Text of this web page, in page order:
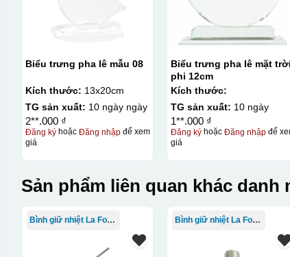
Biểu trưng pha lê mẫu 08
Kích thước: 13x20cm
TG sản xuất: 10 ngày ngày
2**.000 ₫
Đăng kýhoặc Đăng nhậpđể xem
giá
Biểu trưng pha lê mặt trời
phi 12cm
Kích thước:
TG sản xuất: 10 ngày
1**.000 ₫
Đăng ký hoặcĐăng nhập để
giá
Sản phẩm liên quan khác danh
Bình giữ nhiệt La Fonte Bình giữ nhiệt La Fonte